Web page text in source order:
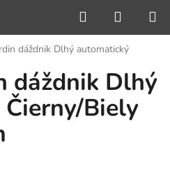
Hľadať
KOŠÍK
dáždnik Dlhý automatický
dáždnik Dlhý
Biely